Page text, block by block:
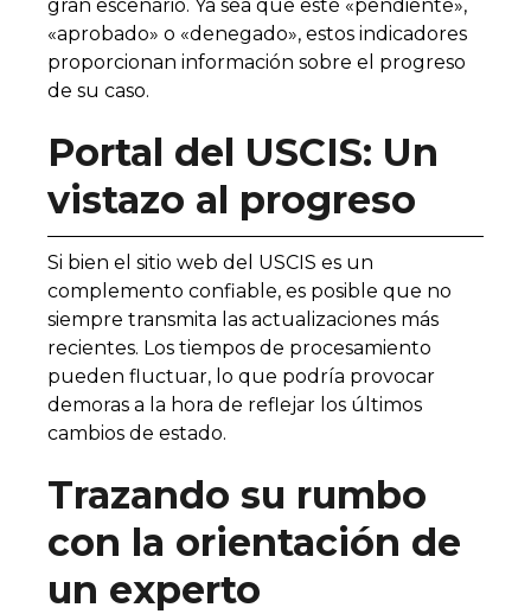
gran escenario. Ya sea que esté «pendiente»,
«aprobado» o «denegado», estos indicadores
proporcionan información sobre el progreso
de su caso.
Portal del USCIS: Un
vistazo al progreso
Si bien el sitio web del USCIS es un
complemento confiable, es posible que no
siempre transmita las actualizaciones más
recientes. Los tiempos de procesamiento
pueden fluctuar, lo que podría provocar
demoras a la hora de reflejar los últimos
cambios de estado.
Trazando su rumbo
con la orientación de
un experto